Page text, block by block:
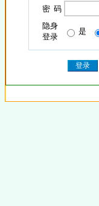
密 码
隐身
登录
是